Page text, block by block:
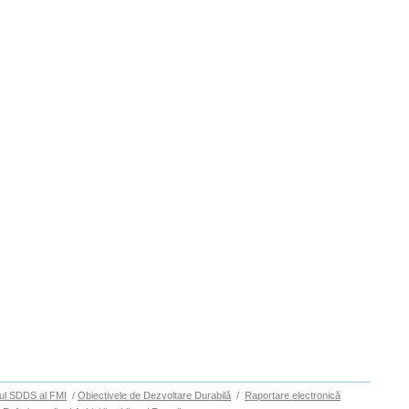
SDDS al FMI / Obiectivele de Dezvoltare Durabilă / Raportare electronică